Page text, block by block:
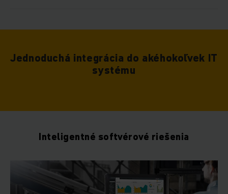
Jednoduchá integrácia do akéhokoľvek IT
systému
Inteligentné softvérové riešenia